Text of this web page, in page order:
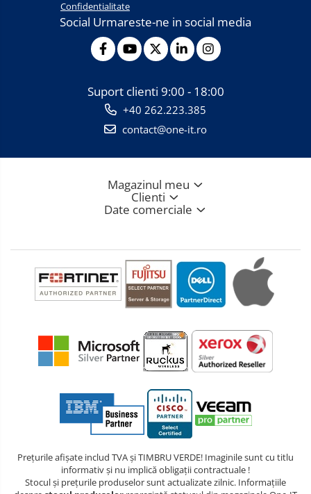
Confidentialitate
Social Urmareste-ne in social media
Suport clienti 9:00 - 18:00
+40 262.223.385
contact@one-it.ro
Magazinul meu
Clienti
Date comerciale
Prețurile afișate includ TVA și TIMBRU VERDE! Imaginile sunt cu titlu
informativ și nu implică obligații contractuale !
Stocul și prețurile produselor sunt actualizate zilnic. Informațiile